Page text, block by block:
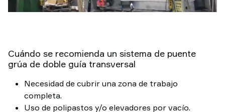
Cuándo se recomienda un sistema de puente
grúa de doble guía transversal
Necesidad de cubrir una zona de trabajo
completa.
Uso de polipastos y/o elevadores por vacío.